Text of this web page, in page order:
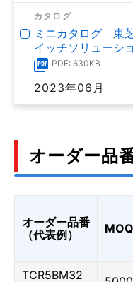
カタログ
ミニカタログ 東
イッチソリューシ
PDF: 630KB
2023年06月
オーダー品
オーダー品番
（代表例）
TCR5BM32